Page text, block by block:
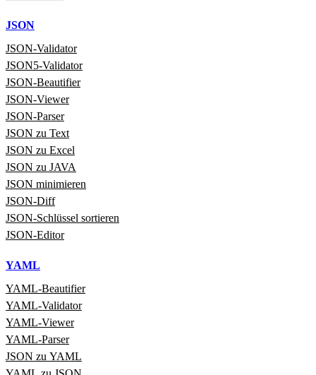
JSON
JSON‑Validator
JSON5‑Validator
JSON-Beautifier
JSON‑Viewer
JSON‑Parser
JSON zu Text
JSON zu Excel
JSON zu JAVA
JSON minimieren
JSON‑Diff
JSON‑Schlüssel sortieren
JSON‑Editor
YAML
YAML‑Beautifier
YAML‑Validator
YAML‑Viewer
YAML‑Parser
JSON zu YAML